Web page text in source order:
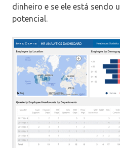
dinheiro e se ele está sendo
potencial.